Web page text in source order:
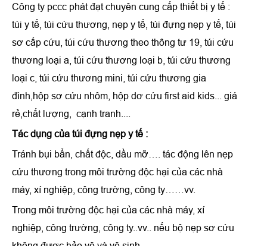
Công ty pccc phát đạt chuyên cung cấp thiết bị y tế :
túi y tế, túi cứu thương, nẹp y tế, túi đựng nẹp y tế, túi
sơ cấp cứu, túi cứu thương theo thông tư 19, túi cứu
thương loại a, túi cứu thương loại b, túi cứu thương
loại c, túi cứu thương mini, túi cứu thương gia
đình,hộp sơ cứu nhôm, hộp dơ cứu first aid kids... giá
rẻ,chất lượng, cạnh tranh....
Tác dụng của túi đựng nẹp y tế :
Tránh bụi bẩn, chất độc, dầu mỡ…. tác động lên nẹp
cứu thương trong môi trường độc hại của các nhà
máy, xí nghiệp, công trường, công ty……vv.
Trong môi trường độc hại của các nhà máy, xí
nghiệp, công trường, công ty..vv.. nếu bộ nẹp sơ cứu